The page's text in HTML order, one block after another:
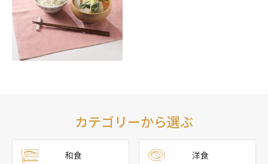
カテゴリーから選ぶ
和食 洋食